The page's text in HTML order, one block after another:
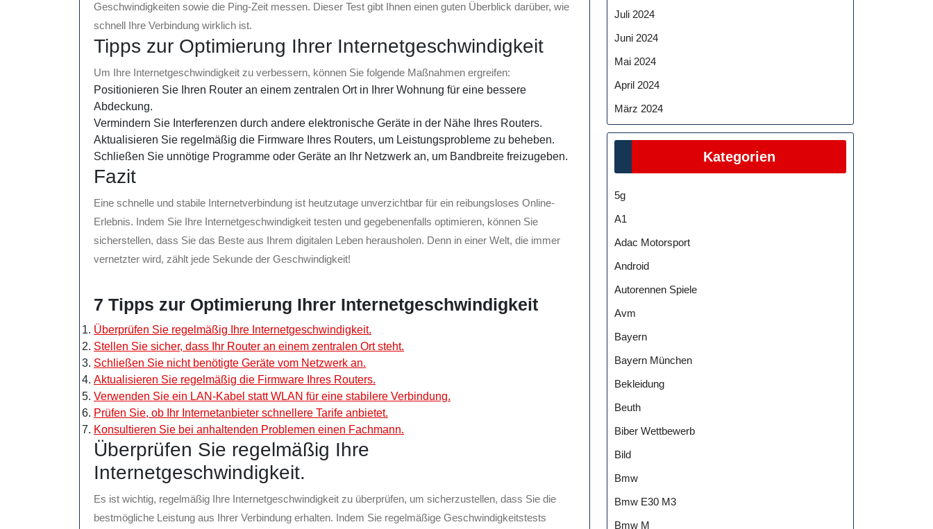
Geschwindigkeiten sowie die Ping-Zeit messen. Dieser Test gibt Ihnen einen guten Überblick darüber, wie
schnell Ihre Verbindung wirklich ist.
Tipps zur Optimierung Ihrer Internetgeschwindigkeit
Um Ihre Internetgeschwindigkeit zu verbessern, können Sie folgende Maßnahmen ergreifen:
Positionieren Sie Ihren Router an einem zentralen Ort in Ihrer Wohnung für eine bessere
Abdeckung.
Vermindern Sie Interferenzen durch andere elektronische Geräte in der Nähe Ihres Routers.
Aktualisieren Sie regelmäßig die Firmware Ihres Routers, um Leistungsprobleme zu beheben.
Schließen Sie unnötige Programme oder Geräte an Ihr Netzwerk an, um Bandbreite freizugeben.
Fazit
Eine schnelle und stabile Internetverbindung ist heutzutage unverzichtbar für ein reibungsloses Online-
Erlebnis. Indem Sie Ihre Internetgeschwindigkeit testen und gegebenenfalls optimieren, können Sie
sicherstellen, dass Sie das Beste aus Ihrem digitalen Leben herausholen. Denn in einer Welt, die immer
vernetzter wird, zählt jede Sekunde der Geschwindigkeit!
7 Tipps zur Optimierung Ihrer Internetgeschwindigkeit
Überprüfen Sie regelmäßig Ihre Internetgeschwindigkeit.
Stellen Sie sicher, dass Ihr Router an einem zentralen Ort steht.
Schließen Sie nicht benötigte Geräte vom Netzwerk an.
Aktualisieren Sie regelmäßig die Firmware Ihres Routers.
Verwenden Sie ein LAN-Kabel statt WLAN für eine stabilere Verbindung.
Prüfen Sie, ob Ihr Internetanbieter schnellere Tarife anbietet.
Konsultieren Sie bei anhaltenden Problemen einen Fachmann.
Überprüfen Sie regelmäßig Ihre
Internetgeschwindigkeit.
Es ist wichtig, regelmäßig Ihre Internetgeschwindigkeit zu überprüfen, um sicherzustellen, dass Sie die
bestmögliche Leistung aus Ihrer Verbindung erhalten. Indem Sie regelmäßige Geschwindigkeitstests
Juli 2024
Juni 2024
Mai 2024
April 2024
März 2024
Kategorien
5g
A1
Adac Motorsport
Android
Autorennen Spiele
Avm
Bayern
Bayern München
Bekleidung
Beuth
Biber Wettbewerb
Bild
Bmw
Bmw E30 M3
Bmw M